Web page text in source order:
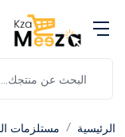
الرئيسية مستلزمات